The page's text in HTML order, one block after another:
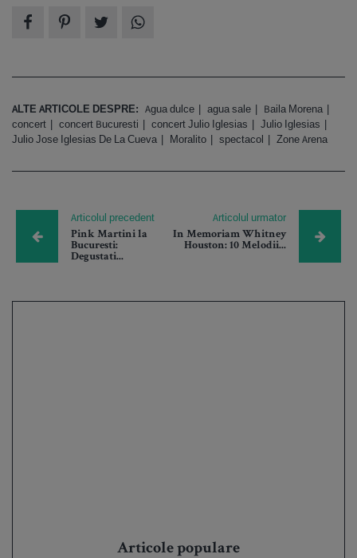
ALTE ARTICOLE DESPRE: Agua dulce agua sale
Baila Morena
concert
concert Bucuresti concert Julio Iglesias
Julio Iglesias
Julio Jose Iglesias De La Cueva
Moralito spectacol Zone Arena
Articolul precedent
Pink Martini la
Bucuresti:
Degustati...
Articolul urmator
In Memoriam Whitney
Houston: 10 Melodii...
Articole populare